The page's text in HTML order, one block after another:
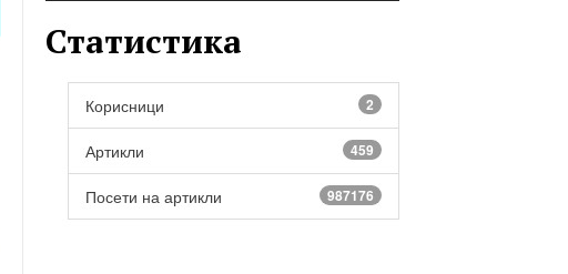
Статистика
Корисници 2
Артикли 459
Посети на артикли 987176